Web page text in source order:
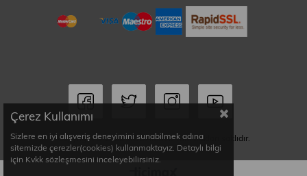
Copyright © 2022 MODAMSW. Tüm hakları saklıdır.
Çerez Kullanımı
Sizlere en iyi alışveriş deneyimini sunabilmek adına
sitemizde çerezler(cookies) kullanmaktayız. Detaylı bilgi
için Kvkk sözleşmesini inceleyebilirsiniz.